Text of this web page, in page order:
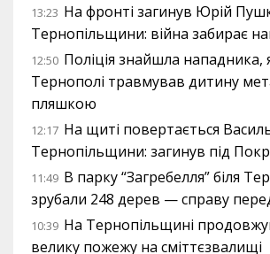
13:23 На фронті загинув Юрій
Тернопільщини: війна забирає
12:50 Поліція знайшла нападника,
Тернополі травмував дитину
пляшкою
12:17 На щиті повертається
Тернопільщини: загинув під
11:49 В парку “Загребелля” біля
зрубали 248 дерев — справу
10:39 На Тернопільщині
велику пожежу на сміттєзвалищі